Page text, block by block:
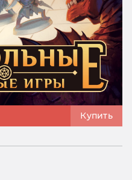
Купить